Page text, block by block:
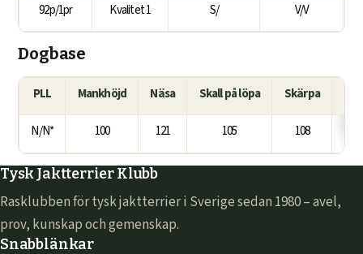
92p/1pr Kvalitet 1 S/ V/V
Dogbase
PLL Mankhöjd Näsa Skall på löpa Skärpa
N/N* 100 121 105 108
Tysk Jaktterrier Klubb
Rasklubben för tysk jaktterrier i Sverige sedan 1980 – avel,
prov, kunskap och gemenskap.
Snabblänkar